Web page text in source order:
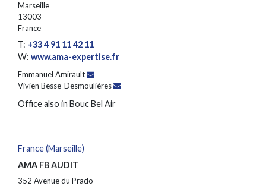
Marseille
13003
France
T: +33 4 91 11 42 11
W: www.ama-expertise.fr
Emmanuel Amirault
Vivien Besse-Desmoulières
Office also in Bouc Bel Air
France (Marseille)
AMA FB AUDIT
352 Avenue du Prado